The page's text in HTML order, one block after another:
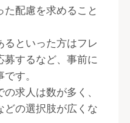
た配慮を求めること
るといった方はフレ
募するなど、事前に
す。
求人は数が多く、
どの選択肢が広くな